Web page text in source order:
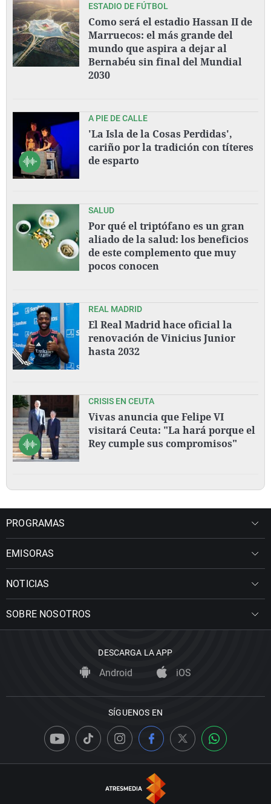
ESTADIO DE FÚTBOL
Como será el estadio Hassan II de
Marruecos: el más grande del
mundo que aspira a dejar al
Bernabéu sin final del Mundial
2030
A PIE DE CALLE
'La Isla de la Cosas Perdidas',
cariño por la tradición con títeres
de esparto
SALUD
Por qué el triptófano es un gran
aliado de la salud: los beneficios
de este complemento que muy
pocos conocen
REAL MADRID
El Real Madrid hace oficial la
renovación de Vinicius Junior
hasta 2032
CRISIS EN CEUTA
Vivas anuncia que Felipe VI
visitará Ceuta: "La hará porque el
Rey cumple sus compromisos"
PROGRAMAS
EMISORAS
NOTICIAS
SOBRE NOSOTROS
DESCARGA LA APP
Android iOS
SÍGUENOS EN